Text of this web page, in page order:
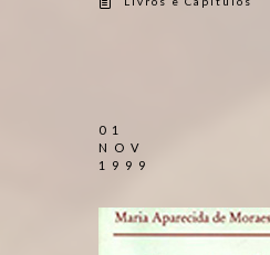
01
NOV
1999